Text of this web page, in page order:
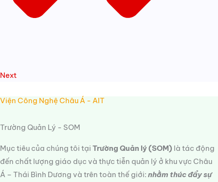
Next
Viện Công Nghệ Châu Á - AIT
Trường Quản Lý - SOM
Mục tiêu của chúng tôi tại Trường Quản lý (SOM) là tác động
đến chất lượng giáo dục và thực tiễn quản lý ở khu vực Châu
Á – Thái Bình Dương và trên toàn thế giới: nhằm thúc đẩy sự